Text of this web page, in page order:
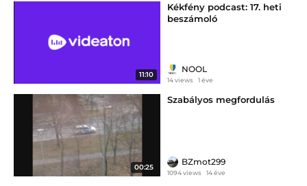
11:10
Kékfény podcast: 17. heti
beszámoló
NOOL
14 views 1 éve
00:25
Szabályos megfordulás
BZmot299
1094 views 14 éve